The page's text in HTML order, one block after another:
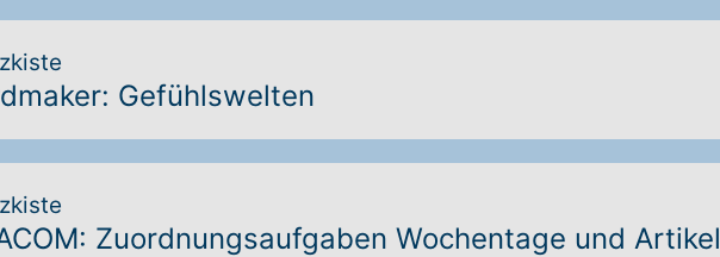
Gefühlswelten
Zuordnungsaufgaben Wochentage und Artikel